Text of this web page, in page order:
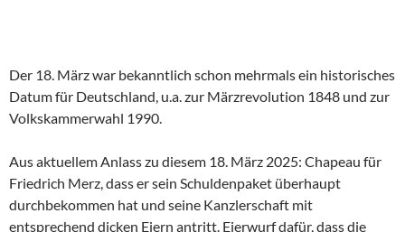
Der 18. März war bekanntlich schon mehrmals ein historisches
Datum für Deutschland, u.a. zur Märzrevolution 1848 und zur
Volkskammerwahl 1990.
Aus aktuellem Anlass zu diesem 18. März 2025: Chapeau für
Friedrich Merz, dass er sein Schuldenpaket überhaupt
durchbekommen hat und seine Kanzlerschaft mit
entsprechend dicken Eiern antritt. Eierwurf dafür, dass die